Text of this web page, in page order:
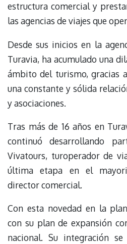
estructura comercial y
las agencias de viajes que
Desde sus inicios en la
Turavia, ha acumulado una
ámbito del turismo, gracias
una constante y sólida
y asociaciones.
Tras más de 16 años en
continuó desarrollando
Vivatours, turoperador de
última etapa en el
director comercial.
Con esta novedad en la
con su plan de expansión
nacional. Su integración